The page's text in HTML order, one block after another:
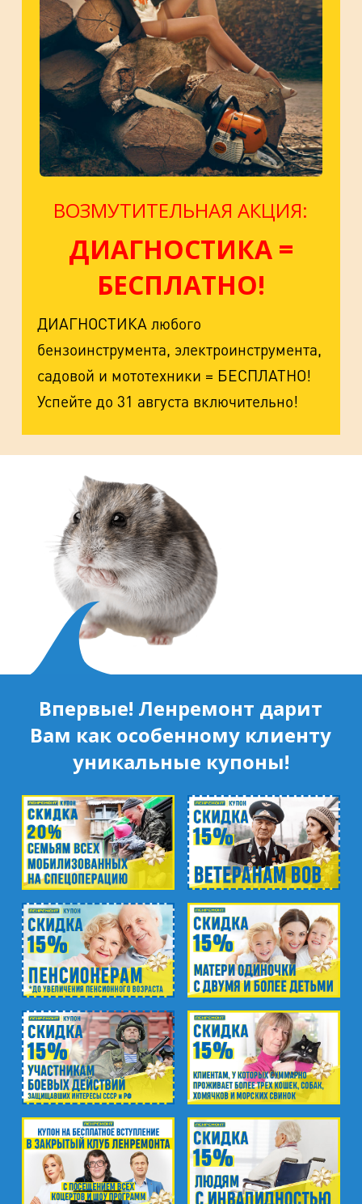
ВОЗМУТИТЕЛЬНАЯ АКЦИЯ:
ДИАГНОСТИКА =
БЕСПЛАТНО!
ДИАГНОСТИКА любого
бензоинструмента, электроинструмента,
садовой и мототехники = БЕСПЛАТНО!
Успейте до 31 августа включительно!
Впервые! Ленремонт дарит
Вам как особенному клиенту
уникальные купоны!